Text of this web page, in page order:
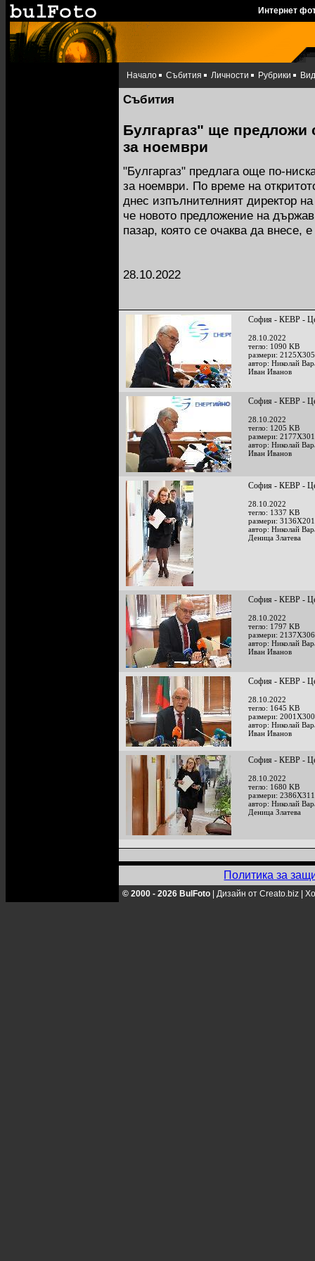
Интернет
Начало Събития Личности Рубрики
Събития
Булгаргаз" ще предложи
за ноември
"Булгаргаз" предлага още по-
за ноември. По време на
днес изпълнителният директор
че новото предложение на
пазар, която се очаква да внесе,
28.10.2022
София - КЕВР -
28.10.2022
тегло: 1090 KB
размери:
автор: Николай
Иван Иванов
София - КЕВР -
28.10.2022
тегло: 1205 KB
размери:
автор: Николай
Иван Иванов
София - КЕВР -
28.10.2022
тегло: 1337 KB
размери:
автор: Николай
Деница Златева
София - КЕВР -
28.10.2022
тегло: 1797 KB
размери:
автор: Николай
Иван Иванов
София - КЕВР -
28.10.2022
тегло: 1645 KB
размери:
автор: Николай
Иван Иванов
София - КЕВР -
28.10.2022
тегло: 1680 KB
размери:
автор: Николай
Деница Златева
Политика за
© 2000 - 2026 BulFoto Дизайн от Creato.biz